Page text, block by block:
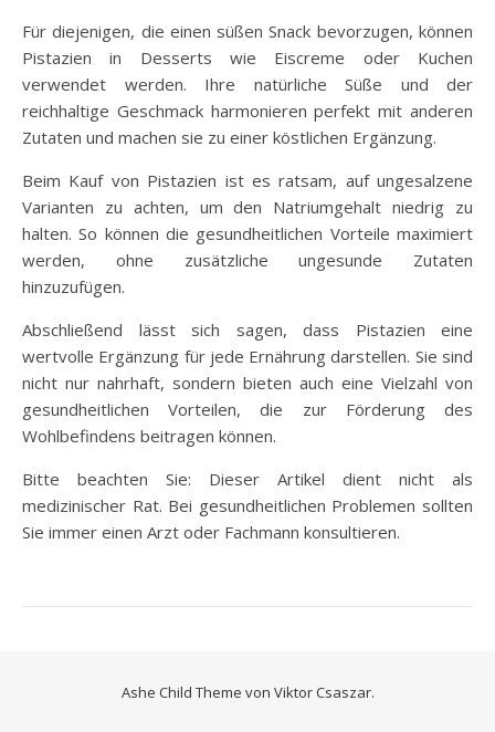
Für diejenigen, die einen süßen Snack bevorzugen, können
Pistazien in Desserts wie Eiscreme oder Kuchen
verwendet werden. Ihre natürliche Süße und der
reichhaltige Geschmack harmonieren perfekt mit anderen
Zutaten und machen sie zu einer köstlichen Ergänzung.
Beim Kauf von Pistazien ist es ratsam, auf ungesalzene
Varianten zu achten, um den Natriumgehalt niedrig zu
halten. So können die gesundheitlichen Vorteile maximiert
werden, ohne zusätzliche ungesunde Zutaten
hinzuzufügen.
Abschließend lässt sich sagen, dass Pistazien eine
wertvolle Ergänzung für jede Ernährung darstellen. Sie sind
nicht nur nahrhaft, sondern bieten auch eine Vielzahl von
gesundheitlichen Vorteilen, die zur Förderung des
Wohlbefindens beitragen können.
Bitte beachten Sie: Dieser Artikel dient nicht als
medizinischer Rat. Bei gesundheitlichen Problemen sollten
Sie immer einen Arzt oder Fachmann konsultieren.
Ashe Child Theme von Viktor Csaszar.